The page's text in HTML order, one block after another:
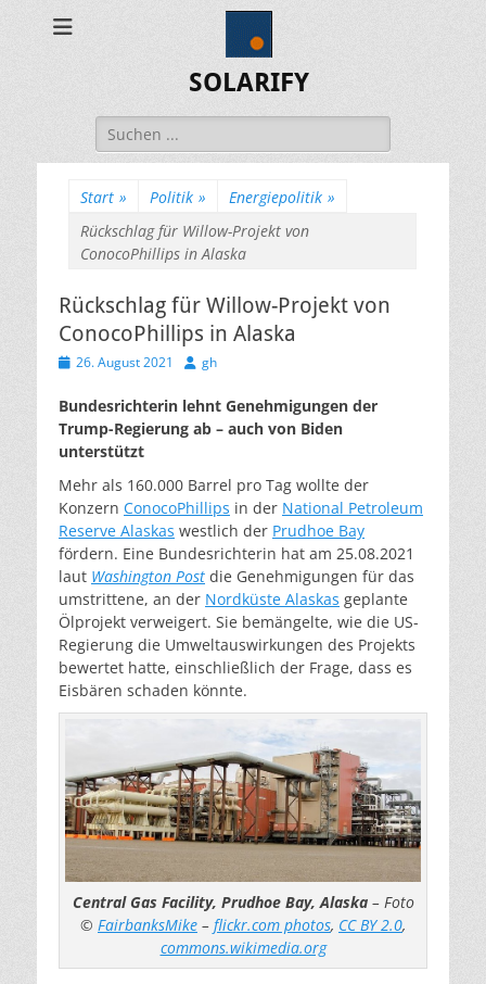
SOLARIFY
Suchen
nach:
Start » Politik » Energiepolitik »
Rückschlag für Willow-Projekt von
ConocoPhillips in Alaska
Rückschlag für Willow-Projekt von
ConocoPhillips in Alaska
Veröffentlicht
26. August 2021 Autor
gh
Bundesrichterin lehnt Genehmigungen der
Trump-Regierung ab – auch von Biden
unterstützt
Mehr als 160.000 Barrel pro Tag wollte der
Konzern ConocoPhillips in der National Petroleum
Reserve Alaskas westlich der Prudhoe Bay
fördern. Eine Bundesrichterin hat am 25.08.2021
laut Washington Post die Genehmigungen für das
umstrittene, an der Nordküste Alaskas geplante
Ölprojekt verweigert. Sie bemängelte, wie die US-
Regierung die Umweltauswirkungen des Projekts
bewertet hatte, einschließlich der Frage, dass es
Eisbären schaden könnte.
Central Gas Facility, Prudhoe Bay, Alaska– Foto
© FairbanksMike – flickr.com photos, CC BY 2.0,
commons.wikimedia.org